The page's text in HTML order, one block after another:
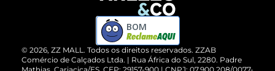
ZZ MALL é confiável
Cartão Presente
Compre pelo WhatsApp
© 2026, ZZ MALL. Todos os direitos reservados. ZZAB
Comércio de Calçados Ltda. | Rua África do Sul, 2280. Padre
BOM